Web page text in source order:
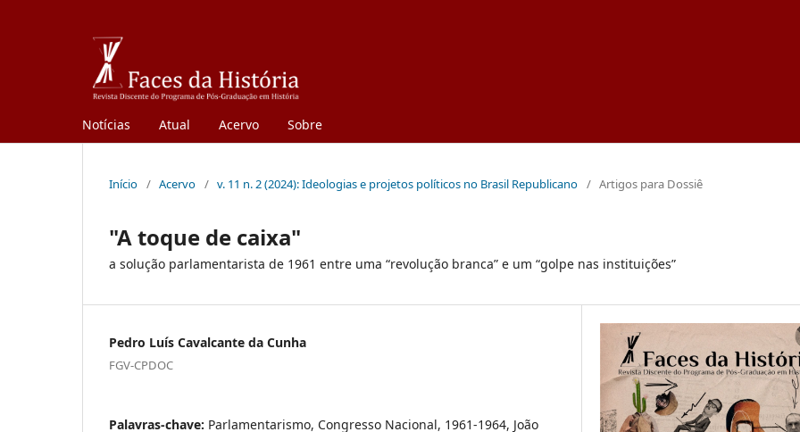
Notícias Atual Acervo Sobre
Início / Acervo / v. 11 n. 2 (2024): Ideologias e projetos políticos no Brasil Republicano / Artigos para Dossiê
"A toque de caixa"
a solução parlamentarista de 1961 entre uma “revolução branca” e um “golpe nas instituições”
Pedro Luís Cavalcante da Cunha
FGV-CPDOC
Palavras-chave: Parlamentarismo, Congresso Nacional, 1961-1964, João